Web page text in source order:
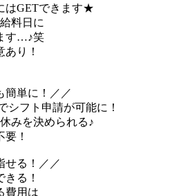
はGETできます★
料日に
す…♪笑
り！
簡単に！／／
シフト申請が可能に！
みを決められる♪
！
せる！／／
る！
費用は